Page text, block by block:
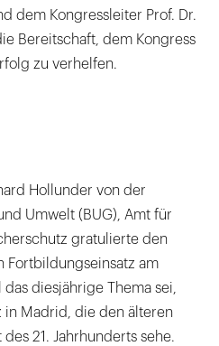
dem Kongressleiter Prof. Dr.
Bereitschaft, dem Kongress
zu verhelfen.
Hollunder von der
Umwelt (BUG), Amt für
gratulierte den
Fortbildungseinsatz am
diesjährige Thema sei,
in Madrid, die den älteren
21. Jahrhunderts sehe.